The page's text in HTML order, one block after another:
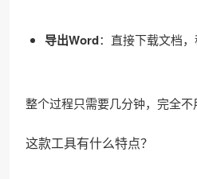
导出Word：直接下载文档
整个过程只需要几分钟，完全不
这款工具有什么特点？